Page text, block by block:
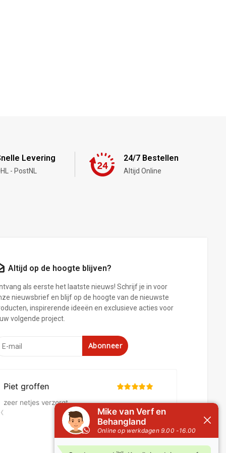
Levering
- PostNL
24/7 Bestellen
Altijd Online
Altijd op de hoogte blijven?
als eerste het laatste nieuws! Schrijf je in voor
nieuwsbrief en blijf op de hoogte van de nieuwste
inspirerende ideeën en exclusieve acties voor
volgende project.
Abonneer